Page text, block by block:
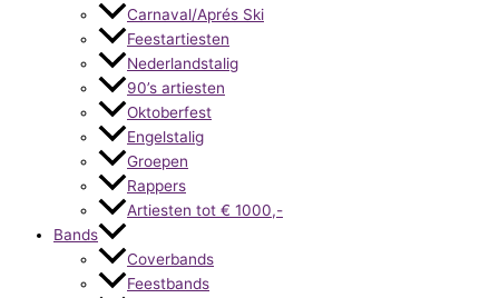
Carnaval/Aprés Ski
Feestartiesten
Nederlandstalig
90’s artiesten
Oktoberfest
Engelstalig
Groepen
Rappers
Artiesten tot € 1000,-
Bands
Coverbands
Feestbands